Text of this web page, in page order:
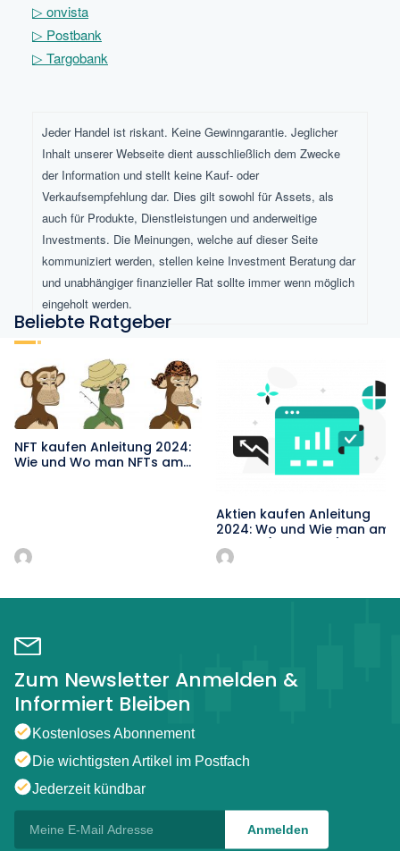
▷onvista
▷ Postbank
▷Targobank
Jeder Handel ist riskant. Keine Gewinngarantie. Jeglicher
Inhalt unserer Webseite dient ausschließlich dem Zwecke
der Information und stellt keine Kauf- oder
Verkaufsempfehlung dar. Dies gilt sowohl für Assets, als
auch für Produkte, Dienstleistungen und anderweitige
Investments. Die Meinungen, welche auf dieser Seite
kommuniziert werden, stellen keine Investment Beratung dar
und unabhängiger finanzieller Rat sollte immer wenn möglich
eingeholt werden.
Beliebte Ratgeber
NFT kaufen Anleitung 2024:
Wie und Wo man NFTs am
Aktien kaufen Anleitung
2024: Wo und Wie man am
besten (kostenlos) Online
Aktien kauft
Zum Newsletter Anmelden &
Informiert Bleiben
Kostenloses Abonnement
Die wichtigsten Artikel im Postfach
Jederzeit kündbar